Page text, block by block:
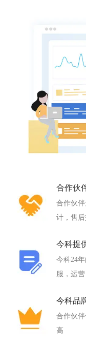
合作伙
合作伙
计，售
今科提
今科24
服，运
今科品
合作伙
高